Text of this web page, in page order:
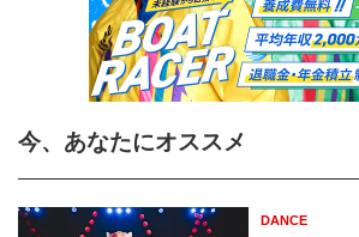
今、あなたにオススメ
DANCE